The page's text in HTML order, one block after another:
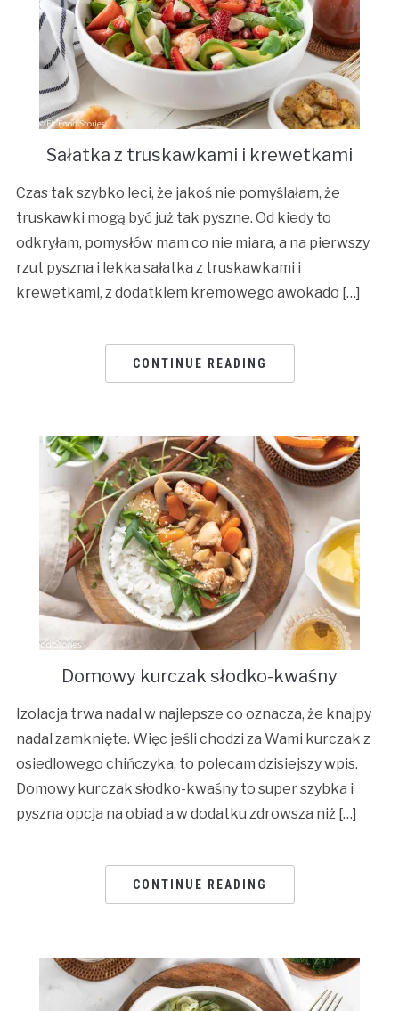
Sałatka z truskawkami i krewetkami
Czas tak szybko leci, że jakoś nie pomyślałam, że
truskawki mogą być już tak pyszne. Od kiedy to
odkryłam, pomysłów mam co nie miara, a na pierwszy
rzut pyszna i lekka sałatka z truskawkami i
krewetkami, z dodatkiem kremowego awokado […]
CONTINUE READING
Domowy kurczak słodko-kwaśny
Izolacja trwa nadal w najlepsze co oznacza, że knajpy
nadal zamknięte. Więc jeśli chodzi za Wami kurczak z
osiedlowego chińczyka, to polecam dzisiejszy wpis.
Domowy kurczak słodko-kwaśny to super szybka i
pyszna opcja na obiad a w dodatku zdrowsza niż […]
CONTINUE READING